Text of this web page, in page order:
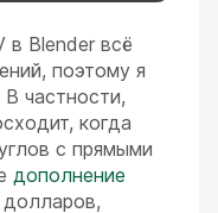
в Blender всё
поэтому я
частности,
когда
с прямыми
дополнение